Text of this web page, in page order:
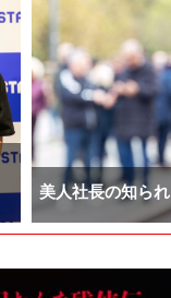
美人社長の知ら